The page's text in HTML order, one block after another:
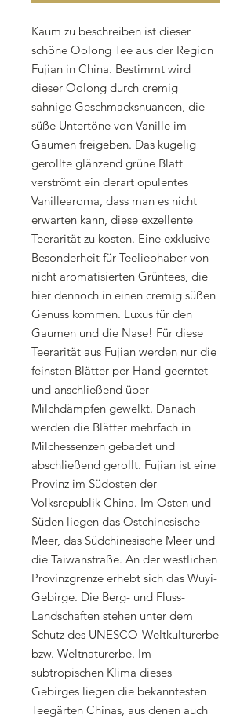
Kaum zu beschreiben ist dieser
schöne Oolong Tee aus der Region
Fujian in China. Bestimmt wird
dieser Oolong durch cremig
sahnige Geschmacksnuancen, die
süße Untertöne von Vanille im
Gaumen freigeben. Das kugelig
gerollte glänzend grüne Blatt
verströmt ein derart opulentes
Vanillearoma, dass man es nicht
erwarten kann, diese exzellente
Teerarität zu kosten. Eine exklusive
Besonderheit für Teeliebhaber von
nicht aromatisierten Grüntees, die
hier dennoch in einen cremig süßen
Genuss kommen. Luxus für den
Gaumen und die Nase! Für diese
Teerarität aus Fujian werden nur die
feinsten Blätter per Hand geerntet
und anschließend über
Milchdämpfen gewelkt. Danach
werden die Blätter mehrfach in
Milchessenzen gebadet und
abschließend gerollt. Fujian ist eine
Provinz im Südosten der
Volksrepublik China. Im Osten und
Süden liegen das Ostchinesische
Meer, das Südchinesische Meer und
die Taiwanstraße. An der westlichen
Provinzgrenze erhebt sich das Wuyi-
Gebirge. Die Berg- und Fluss-
Landschaften stehen unter dem
Schutz des UNESCO-Weltkulturerbe
bzw. Weltnaturerbe. Im
subtropischen Klima dieses
Gebirges liegen die bekanntesten
Teegärten Chinas, aus denen auch